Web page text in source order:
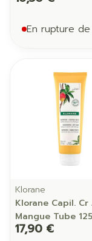
En rupture
Klorane
Klorane Capil. Cr
Mangue Tube
17,90 €